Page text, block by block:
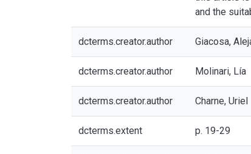
and the
dcterms.creator.author Giacosa,
dcterms.creator.author Molinari, Lía
dcterms.creator.author Charne, Uriel
dcterms.extent p. 19-29